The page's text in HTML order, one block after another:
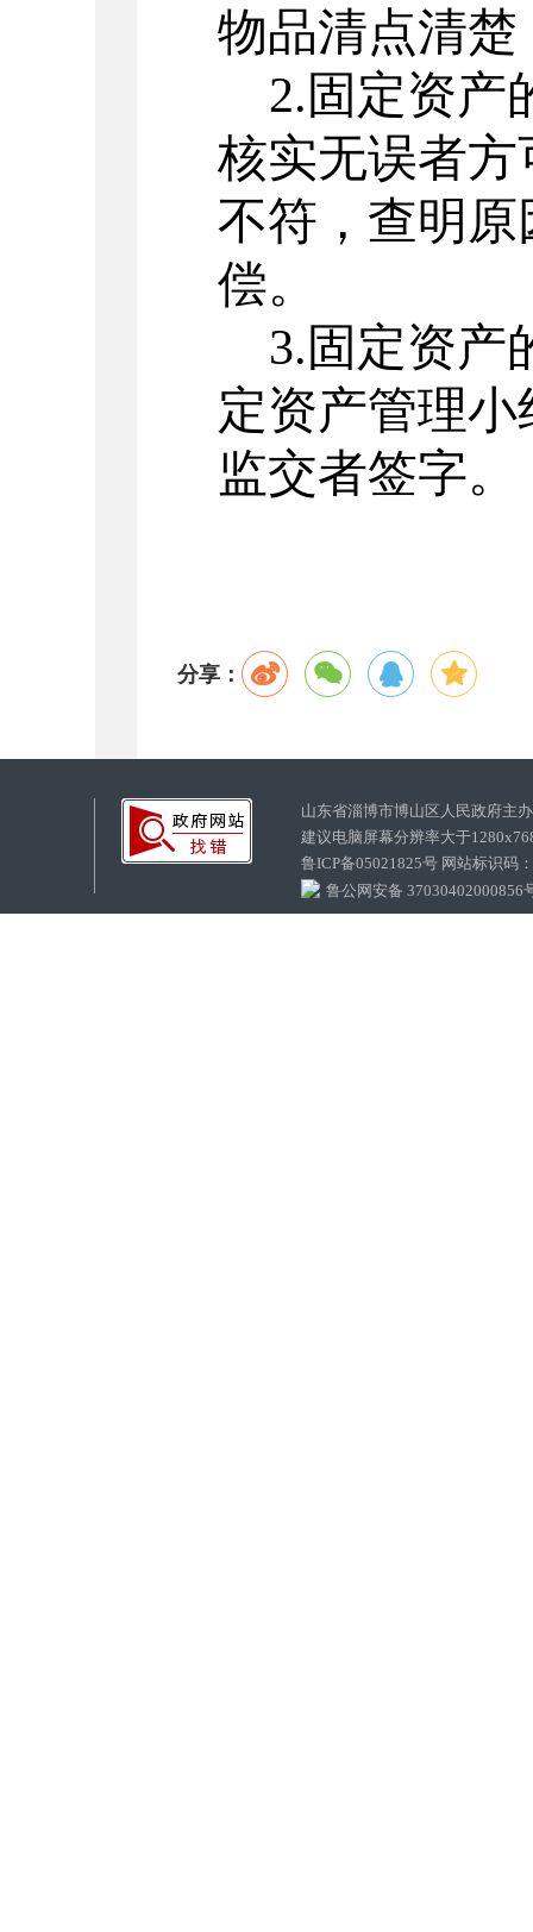
物品清点清
2.固定资产
核实无误者
不符，查明
偿。
3.固定资产
定资产管理
监交者签字。
分享：
山东省淄博市博山区人民政府
建议电脑屏幕分辨率大于
鲁ICP备05021825号 网站标识码
鲁公网安备 37030402000856